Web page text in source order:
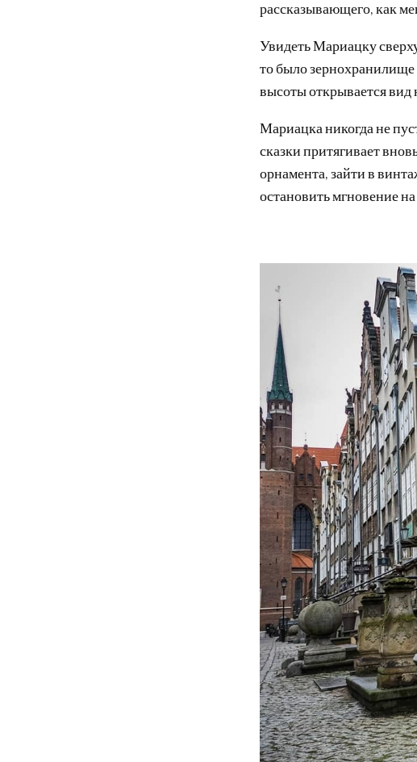
рассказывающего, как
Увидеть Мариацку
то было
высоты открывается вид
Мариацка никогда не
сказки притягивает
орнамента, зайти в
остановить мгновение